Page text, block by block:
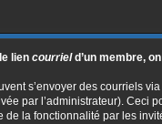
lien courrield’un membre,
s’envoyer des courriels
par l’administrateur). Ceci
de la fonctionnalité par les